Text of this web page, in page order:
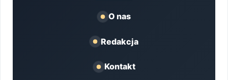
O nas
Redakcja
Kontakt